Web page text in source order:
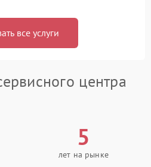
все услуги
центра
5
лет на рынке